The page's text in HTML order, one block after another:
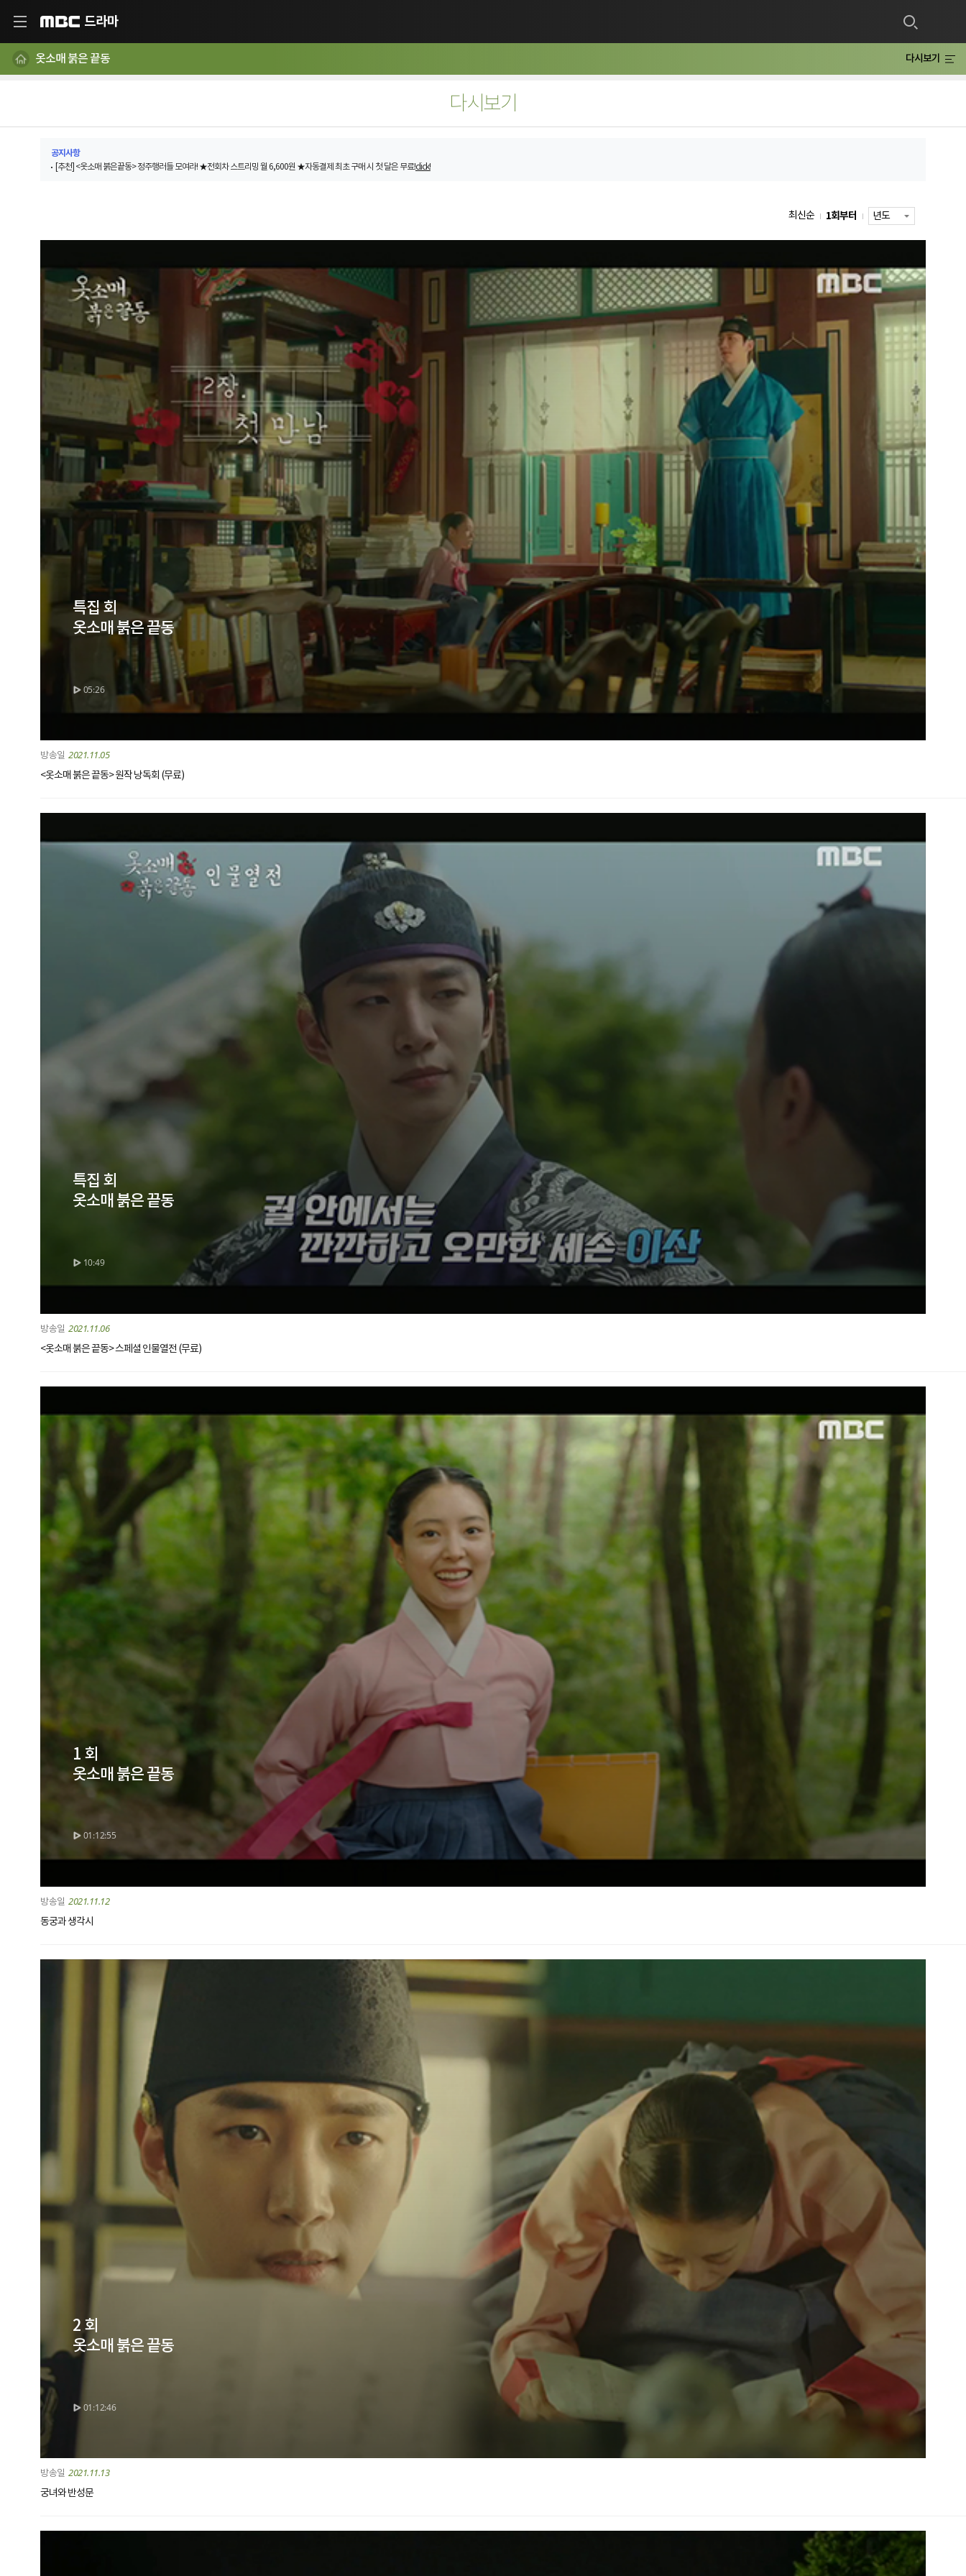
드라마
옷소매 붉은 끝동 다시보기
다시보기
공지사항
[추천] <옷소매 붉은끝동> 정주행러들 모여라! ★전회차 스트리밍 월 6,600원 ★자동결제 최초 구매 시 첫 달은 무료!click!
최신순 1회부터
특집 회
옷소매 붉은 끝동
05:26
2021.11.05
<옷소매 붉은 끝동> 원작 낭독회 (무료)
특집 회
옷소매 붉은 끝동
10:49
2021.11.06
<옷소매 붉은 끝동> 스페셜 인물열전 (무료)
1 회
옷소매 붉은 끝동
01:12:55
2021.11.12
동궁과 생각시
2 회
옷소매 붉은 끝동
01:12:46
2021.11.13
궁녀와 반성문